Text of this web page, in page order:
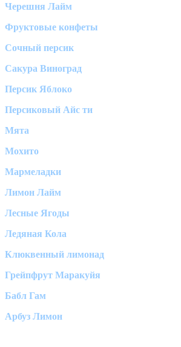
Черешня Лайм
Фруктовые конфеты
Сочный персик
Сакура Виноград
Персик Яблоко
Персиковый Айс ти
Мята
Мохито
Мармеладки
Лимон Лайм
Лесные Ягоды
Ледяная Кола
Клюквенный лимонад
Грейпфрут Маракуйя
Бабл Гам
Арбуз Лимон